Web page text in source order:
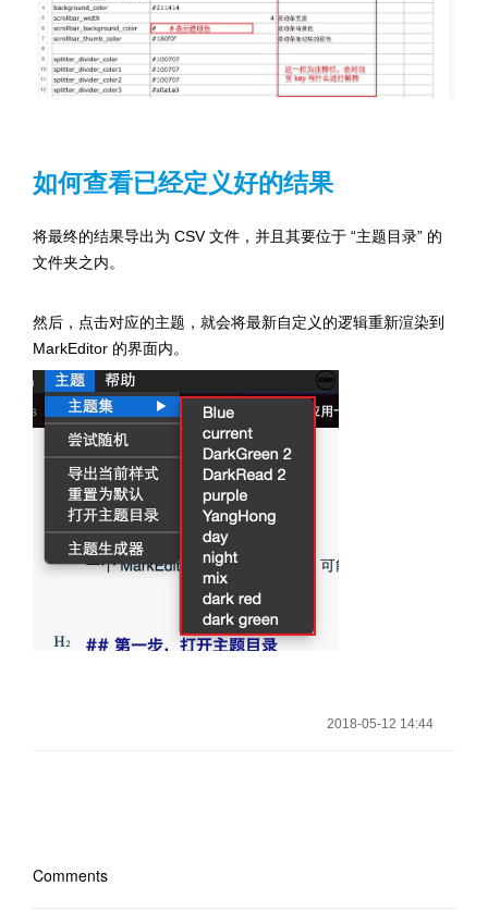
如何查看已经定义好的结果
将最终的结果导出为 CSV 文件，并且其要位于 “主题目录” 的
文件夹之内。
然后，点击对应的主题，就会将最新自定义的逻辑重新渲染到
MarkEditor 的界面内。
2018-05-12 14:44
Comments